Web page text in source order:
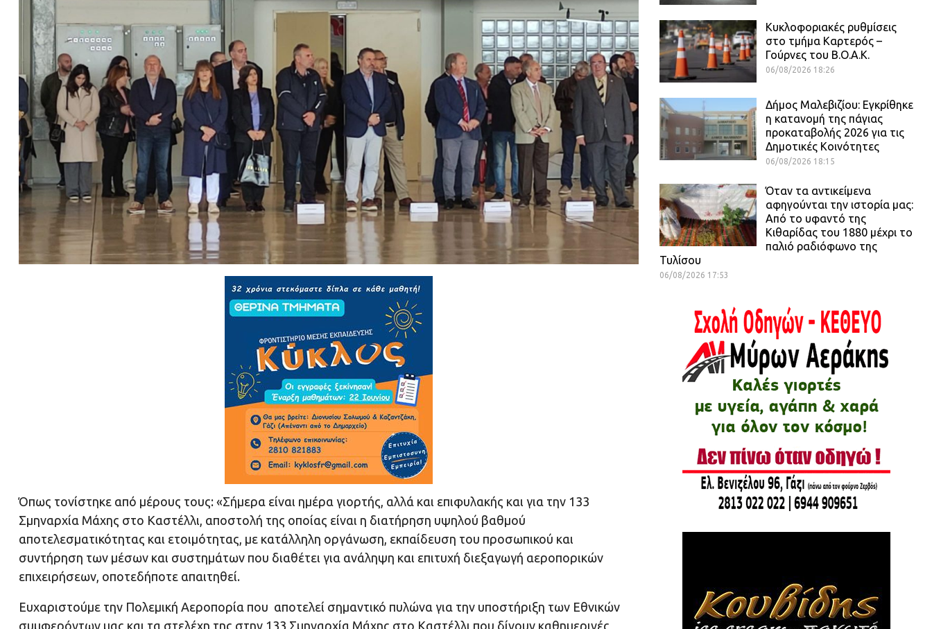
Όπως τονίστηκε από μέρους τους: «Σήμερα είναι ημέρα γιορτής, αλλά και επιφυλακής και για την 133
Σμηναρχία Μάχης στο Καστέλλι, αποστολή της οποίας είναι η διατήρηση υψηλού βαθμού
αποτελεσματικότητας και ετοιμότητας, με κατάλληλη οργάνωση, εκπαίδευση του προσωπικού και
συντήρηση των μέσων και συστημάτων που διαθέτει για ανάληψη και επιτυχή διεξαγωγή αεροπορικών
επιχειρήσεων, οποτεδήποτε απαιτηθεί.
Ευχαριστούμε την Πολεμική Αεροπορία που αποτελεί σημαντικό πυλώνα για την υποστήριξη των Εθνικών
συμφερόντων μας και τα στελέχη της στην 133 Σμηναρχία Μάχης στο Καστέλλι που δίνουν καθημερινές
Κυκλοφοριακές ρυθμίσεις
στο τμήμα Καρτερός –
Γούρνες του Β.Ο.Α.Κ.
06/08/2026 18:26
Δήμος Μαλεβιζίου: Εγκρίθηκε
η κατανομή της πάγιας
προκαταβολής 2026 για τις
Δημοτικές Κοινότητες
06/08/2026 18:15
Όταν τα αντικείμενα
αφηγούνται την ιστορία μας:
Από το υφαντό της
Κιθαρίδας του 1880 μέχρι το
παλιό ραδιόφωνο της
Τυλίσου
06/08/2026 17:53